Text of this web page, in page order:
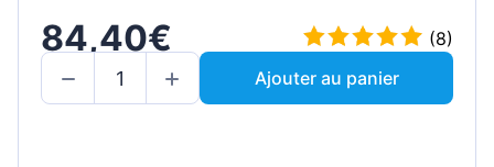
84,40€
(8)
Ajouter au panier